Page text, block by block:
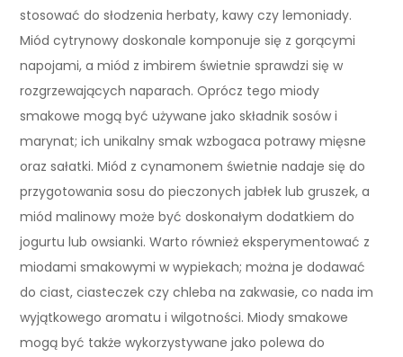
stosować do słodzenia herbaty, kawy czy lemoniady.
Miód cytrynowy doskonale komponuje się z gorącymi
napojami, a miód z imbirem świetnie sprawdzi się w
rozgrzewających naparach. Oprócz tego miody
smakowe mogą być używane jako składnik sosów i
marynat; ich unikalny smak wzbogaca potrawy mięsne
oraz sałatki. Miód z cynamonem świetnie nadaje się do
przygotowania sosu do pieczonych jabłek lub gruszek, a
miód malinowy może być doskonałym dodatkiem do
jogurtu lub owsianki. Warto również eksperymentować z
miodami smakowymi w wypiekach; można je dodawać
do ciast, ciasteczek czy chleba na zakwasie, co nada im
wyjątkowego aromatu i wilgotności. Miody smakowe
mogą być także wykorzystywane jako polewa do